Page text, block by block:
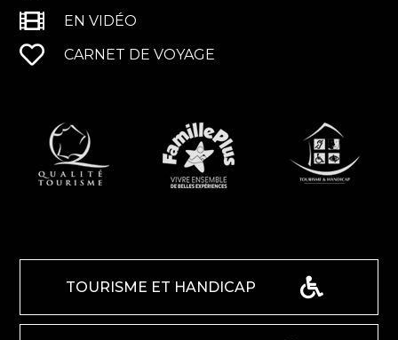
EN VIDÉO
CARNET DE VOYAGE
TOURISME ET HANDICAP